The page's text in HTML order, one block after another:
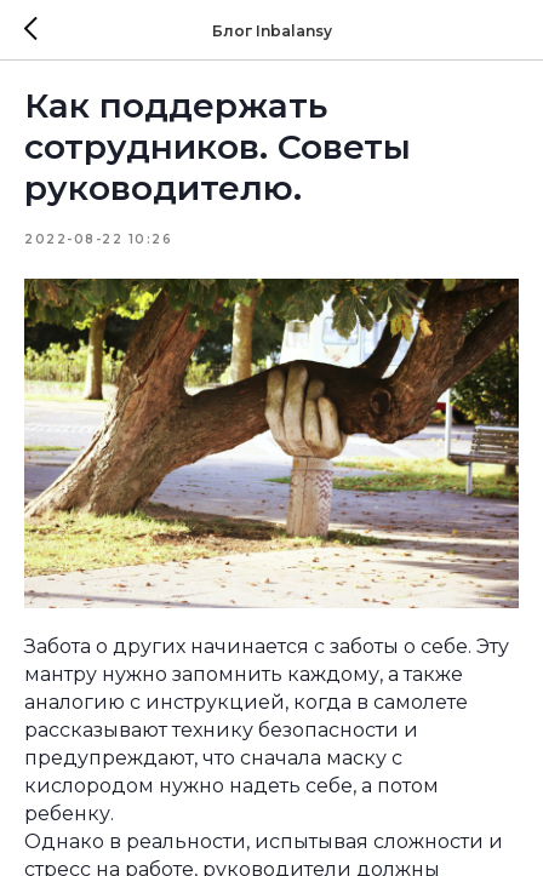
Блог Inbalansy
Как поддержать
сотрудников. Советы
руководителю.
2022-08-22 10:26
Забота о других начинается с заботы о себе. Эту
мантру нужно запомнить каждому, а также
аналогию с инструкцией, когда в самолете
рассказывают технику безопасности и
предупреждают, что сначала маску с
кислородом нужно надеть себе, а потом
ребенку.
Однако в реальности, испытывая сложности и
стресс на работе, руководители должны